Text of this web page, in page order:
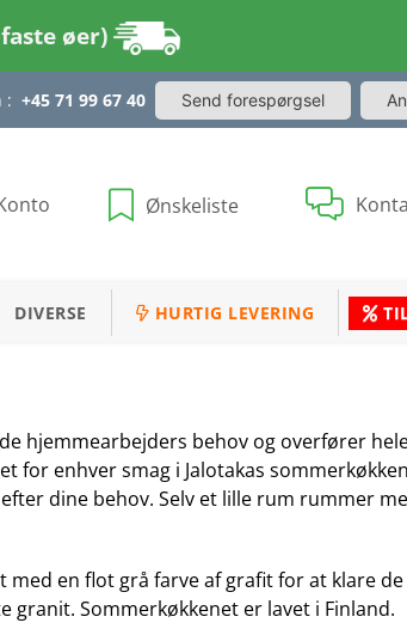
øer)
: +45 71 99 67 40 Send forespørgsel
Ønskeliste
DIVERSE HURTIG LEVERING
hjemmearbejders behov og overfører
enhver smag i Jalotakas
dine behov. Selv et lille rum rummer
en flot grå farve af grafit for at klare
granit. Sommerkøkkenet er lavet i Finland.